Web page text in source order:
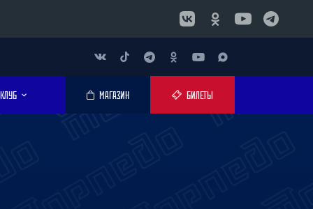
КЛУБ МАГАЗИН БИЛЕТЫ